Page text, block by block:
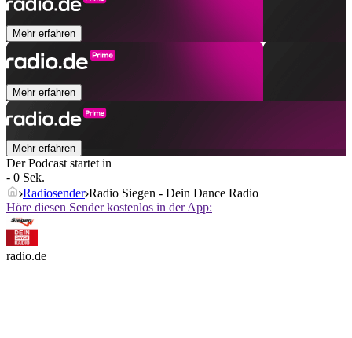
Mehr erfahren
Mehr erfahren
Mehr erfahren
Der Podcast startet in
- 0 Sek.
Radiosender Radio Siegen - Dein Dance Radio
Höre diesen Sender kostenlos in der App:
radio.de